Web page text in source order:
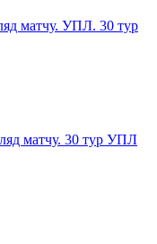
матчу. УПЛ. 30 тур
матчу. 30 тур УПЛ